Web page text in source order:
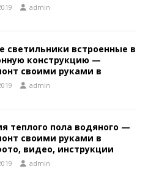
admin
светильники встроенные в
конструкцию —
своими руками в
admin
теплого пола водяного —
своими руками в
видео, инструкции
admin